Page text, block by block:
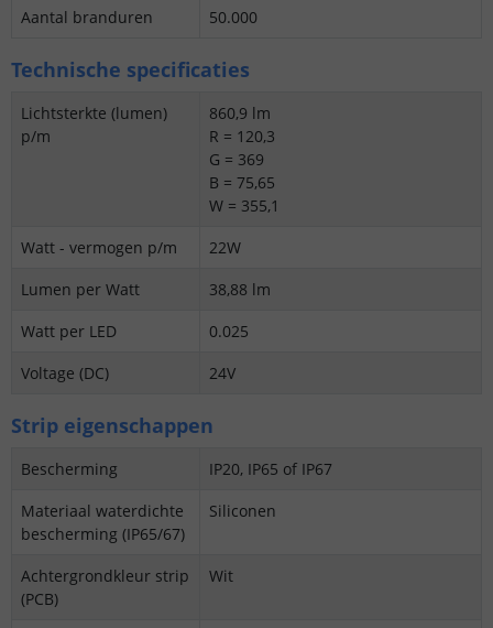
Aantal branduren
50.000
Technische specificaties
Lichtsterkte (lumen)
p/m
860,9 lm
R = 120,3
G = 369
B = 75,65
W = 355,1
Watt - vermogen p/m
22W
Lumen per Watt
38,88 lm
Watt per LED
0.025
Voltage (DC)
24V
Strip eigenschappen
Bescherming
IP20, IP65 of IP67
Materiaal waterdichte
bescherming (IP65/67)
Siliconen
Achtergrondkleur strip
(PCB)
Wit